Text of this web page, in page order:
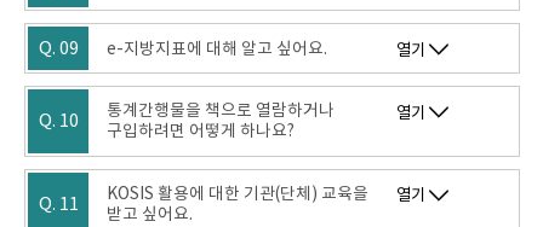
Q. 09 e-지방지표에 대해 알고 싶어요. 열기
Q. 10
통계간행물을 책으로 열람하거나
구입하려면 어떻게 하나요?
열기
Q. 11
KOSIS 활용에 대한 기관(단체) 교육을
받고 싶어요.
열기